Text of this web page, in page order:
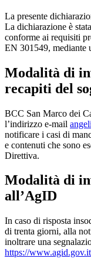
La presente
La dichiarazione è
conforme ai requisiti
EN 301549, mediante
Modalità di
recapiti del
BCC San Marco dei
l’indirizzo e-mail
notificare i casi di
e contenuti che sono
Direttiva.
Modalità di
all’AgID
In caso di risposta
di trenta giorni, alla
inoltrare una
https://